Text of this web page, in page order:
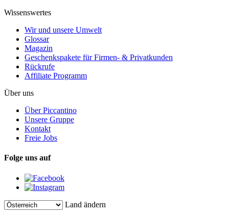
Wissenswertes
Wir und unsere Umwelt
Glossar
Magazin
Geschenkspakete für Firmen- & Privatkunden
Rückrufe
Affiliate Programm
Über uns
Über Piccantino
Unsere Gruppe
Kontakt
Freie Jobs
Folge uns auf
Land ändern